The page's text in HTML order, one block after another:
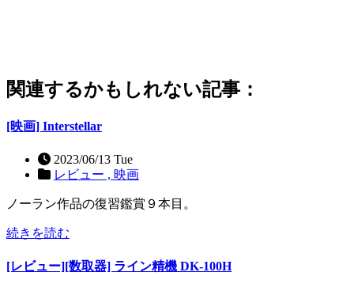
関連するかもしれない記事：
[映画] Interstellar
2023/06/13 Tue
レビュー , 映画
ノーラン作品の復習鑑賞９本目。
続きを読む
[レビュー][数取器] ライン精機 DK-100H